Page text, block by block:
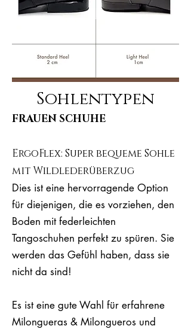
Sohlentypen
FRAUEN SCHUHE
ErgoFlex: Super bequeme Sohle
mit Wildlederüberzug
Dies ist eine hervorragende Option
für diejenigen, die es vorziehen, den
Boden mit federleichten
Tangoschuhen perfekt zu spüren. Sie
werden das Gefühl haben, dass sie
nicht da sind!
Es ist eine gute Wahl für erfahrene
Milongueras & Milongueros und